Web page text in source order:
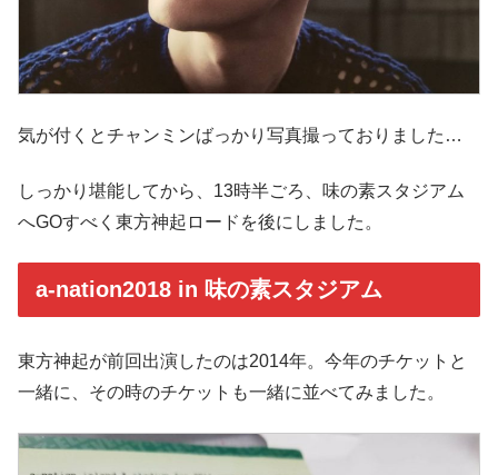
気が付くとチャンミンばっかり写真撮っておりました…
しっかり堪能してから、13時半ごろ、味の素スタジアム
へGOすべく東方神起ロードを後にしました。
a-nation2018 in 味の素スタジアム
東方神起が前回出演したのは2014年。今年のチケットと
一緒に、その時のチケットも一緒に並べてみました。